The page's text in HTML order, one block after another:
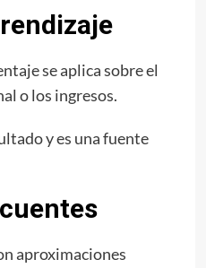
se aplica sobre el
o los ingresos.
y es una fuente
aproximaciones